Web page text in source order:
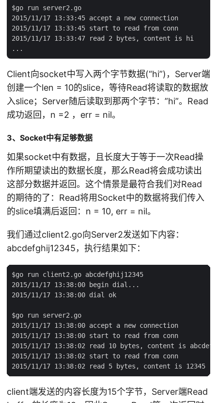
$go run server2.go
2015/11/17 13:33:45 accept a new connection
2015/11/17 13:33:45 start to read from conn
2015/11/17 13:33:47 read 2 bytes, content is hi
Client向socket中写入两个字节数据(“hi”)，Server端
创建一个len = 10的slice，等待Read将读取的数据放
入slice；Server随后读取到那两个字节：”hi”。Read
成功返回，n =2 ，err = nil。
3、Socket中有足够数据
如果socket中有数据，且长度大于等于一次Read操
作所期望读出的数据长度，那么Read将会成功读出
这部分数据并返回。这个情景是最符合我们对Read
的期待的了：Read将用Socket中的数据将我们传入
的slice填满后返回：n = 10, err = nil。
我们通过client2.go向Server2发送如下内容：
abcdefghij12345，执行结果如下：
$go run client2.go abcdefghij12345
2015/11/17 13:38:00 begin dial...
2015/11/17 13:38:00 dial ok
$go run server2.go
2015/11/17 13:38:00 accept a new connection
2015/11/17 13:38:00 start to read from conn
2015/11/17 13:38:02 read 10 bytes, content is
2015/11/17 13:38:02 start to read from conn
client端发送的内容长度为15个字节，Server端Read